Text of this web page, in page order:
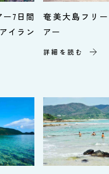
ー7日間
イラン
奄美大島フリ
アー
詳細を読む